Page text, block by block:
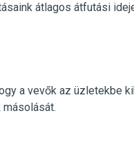
átlagos átfutási
a vevők az üzletekbe